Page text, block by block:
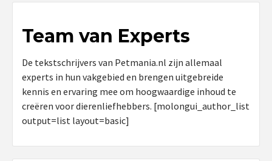
Team van Experts
De tekstschrijvers van Petmania.nl zijn allemaal
experts in hun vakgebied en brengen uitgebreide
kennis en ervaring mee om hoogwaardige inhoud te
creëren voor dierenliefhebbers. [molongui_author_list
output=list layout=basic]